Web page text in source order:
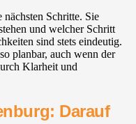
Schritte. Sie
und welcher Schritt
sind stets eindeutig.
planbar, auch wenn der
Klarheit und
Darauf